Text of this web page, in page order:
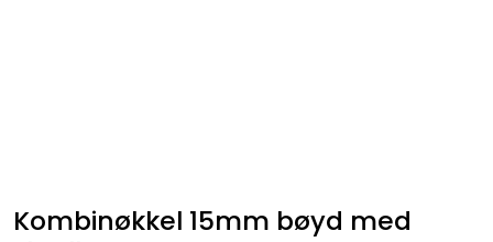
Kombinøkkel 15mm bøyd med